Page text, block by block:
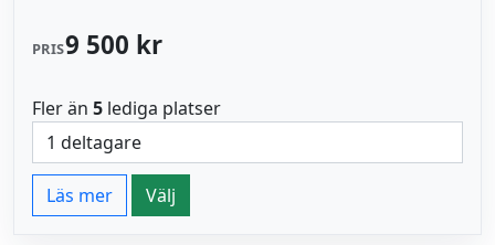
PRIS9 500 kr
Fler än 5 lediga platser
Läs mer Välj